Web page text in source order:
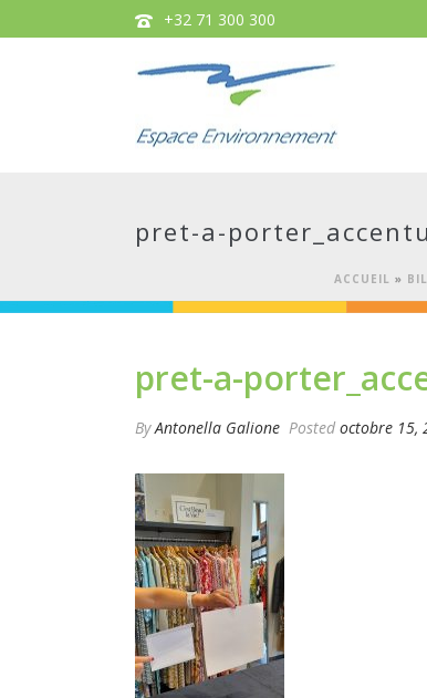
+32 71 300 300
pret-a-
ACCUEIL »
pret-a-
ByAntonella Galione Posted octobre 15,